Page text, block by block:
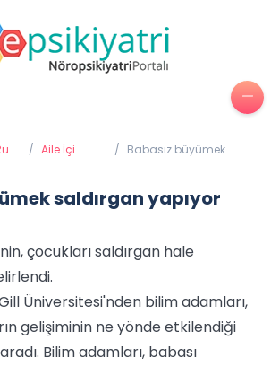
/ Aile İçi
/ Babasız büyümek
saldırgan yapıyor
çocukları saldırgan hale
Üniversitesi'nden bilim adamları,
gelişiminin ne yönde etkilendiği
Bilim adamları, babası